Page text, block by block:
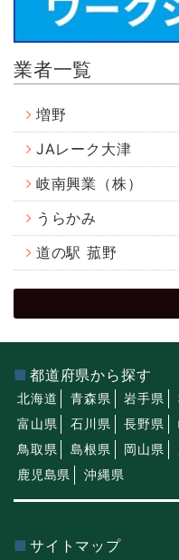
業者一覧
増野
JAレーク大津
岐南興業（株）
うらかみ
道の駅 菰野
都道府県から探す
北海道 青森県 岩手県
富山県
石川県 長野県
鳥取県
島根県 岡山県
鹿児島県
沖縄県
サイトマップ